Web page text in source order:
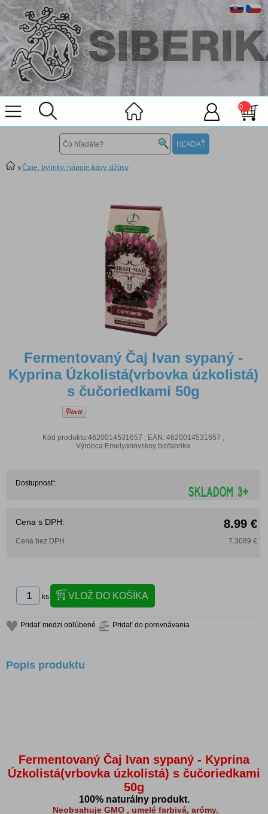
0
Čaje, bylinky, nápoje,kávy, džúsy
Fermentovaný Čaj Ivan sypaný -
Kyprina Úzkolistá(vrbovka úzkolistá)
s čučoriedkami 50g
Kód produktu:4620014531657 , EAN: 4620014531657 ,
Výrobca:Emelyanovskoy biofabrika
Dostupnosť:
Cena s DPH: 8.99 €
Cena bez DPH 7.3089 €
ks
Pridať medzi obľúbené Pridať do porovnávania
Popis produktu
Fermentovaný Čaj Ivan sypaný - Kyprina
Úzkolistá(vrbovka úzkolistá) s čučoriedkami
50g
100% naturálny produkt.
Neobsahuje GMO , umelé farbivá, arómy.